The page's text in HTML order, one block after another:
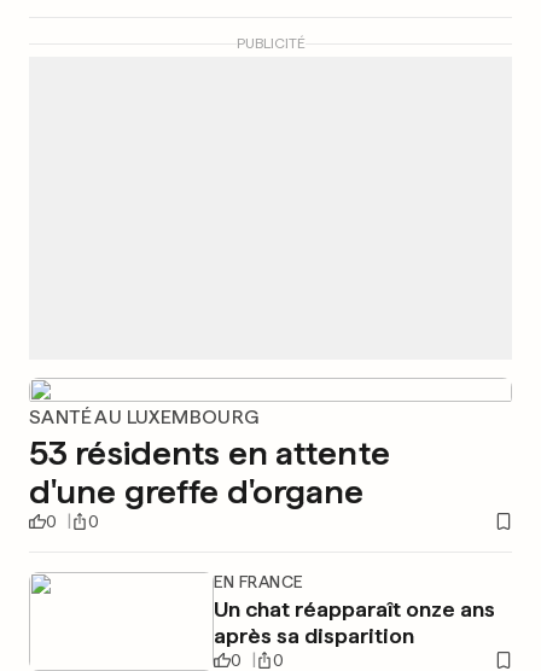
PUBLICITÉ
SANTÉ AU LUXEMBOURG
53 résidents en attente
d'une greffe d'organe
0 0
EN FRANCE
Un chat réapparaît onze ans
après sa disparition
0 0